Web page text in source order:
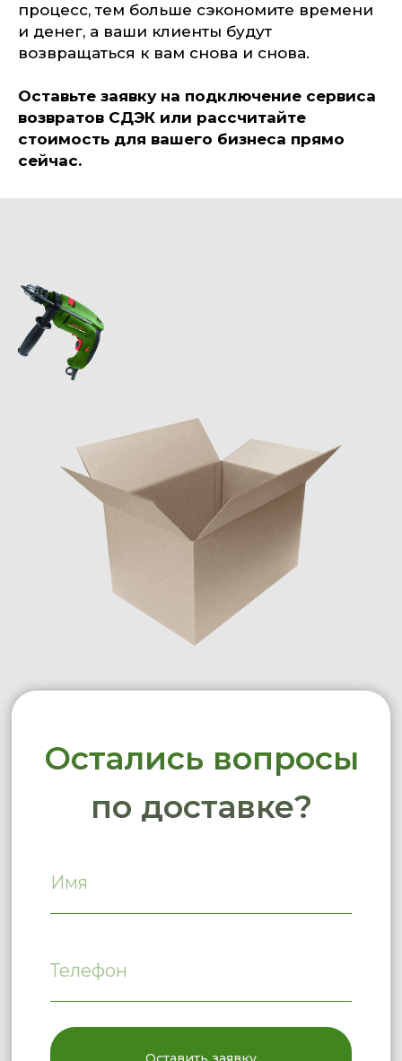
процесс, тем больше сэкономите времени
и денег, а ваши клиенты будут
возвращаться к вам снова и снова.
Оставьте заявку на подключение сервиса
возвратов СДЭК или рассчитайте
стоимость для вашего бизнеса прямо
сейчас.